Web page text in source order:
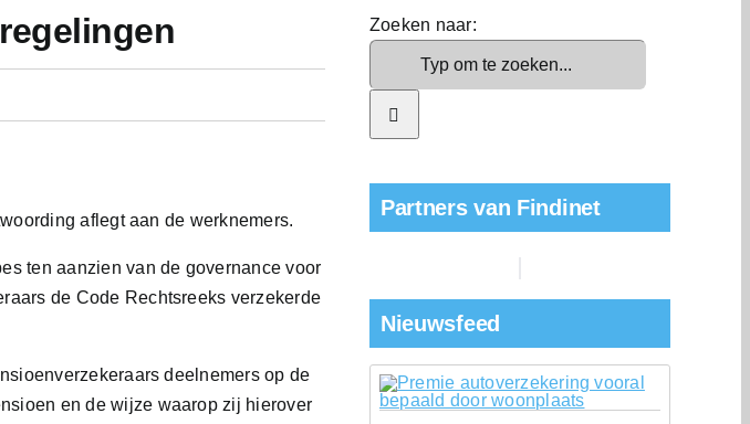
aflegt aan de werknemers.
ten aanzien van de governance voor
de Code Rechtsreeks verzekerde
deelnemers op de
en de wijze waarop zij hierover
Zoeken naar:
Partners van Findinet
Nieuwsfeed